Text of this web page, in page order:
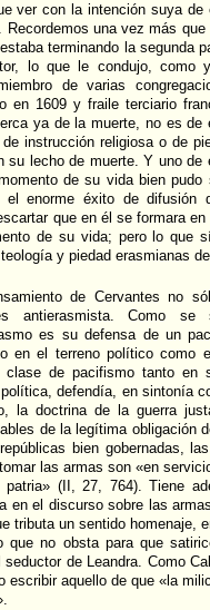
ver con la intención suya
Recordemos una vez más
terminando la segunda
lo que le condujo, como
de varias
en 1609 y fraile terciario
ya de la muerte, no es de
instrucción religiosa o de
su lecho de muerte. Y uno de
de su vida bien
el enorme éxito de
que en él se formara
de su vida; pero lo que
y piedad erasmianas
de Cervantes no
antierasmista. Como
es su defensa de un
en el terreno político como
clase de pacifismo tanto en
defendía, en sintonía
la doctrina de la guerra
de la legítima obligación
bien gobernadas,
las armas son «en
(II, 27, 764). Tiene
en el discurso sobre las
tributa un sentido homenaje,
que no obsta para que
de Leandra. Como
escribir aquello de que «la